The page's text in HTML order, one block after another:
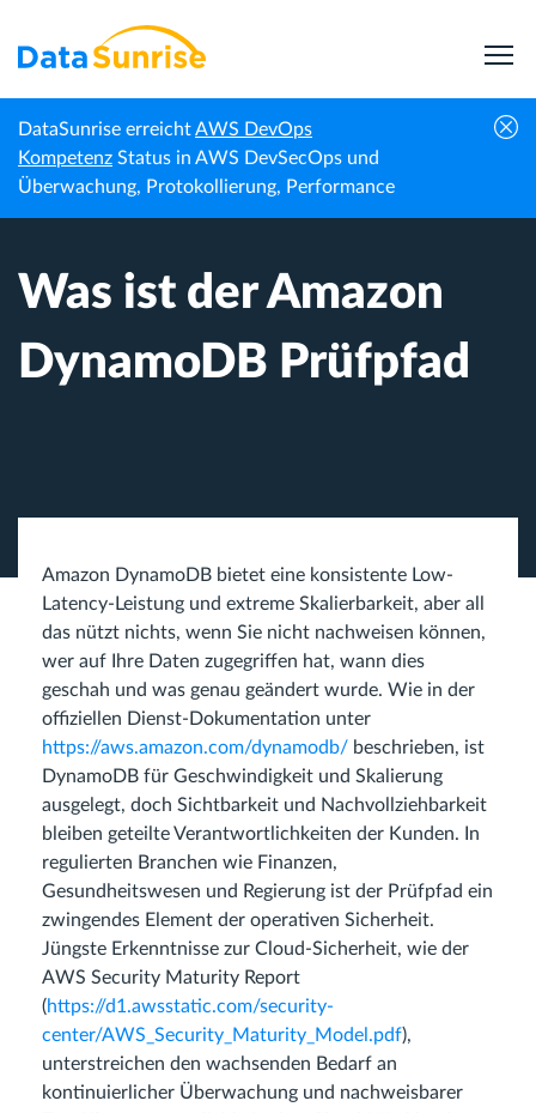
DataSunrise erreichtAWS DevOps
Kompetenz Status in AWS DevSecOps und
Überwachung, Protokollierung, Performance
Startseite Wissenszentrum Was ist der Amazon DynamoDB Prüfpfad
Was ist der Amazon
DynamoDB Prüfpfad
Amazon DynamoDB bietet eine konsistente Low-
Latency-Leistung und extreme Skalierbarkeit, aber all
das nützt nichts, wenn Sie nicht nachweisen können,
wer auf Ihre Daten zugegriffen hat, wann dies
geschah und was genau geändert wurde. Wie in der
offiziellen Dienst-Dokumentation unter
https://aws.amazon.com/dynamodb/ beschrieben, ist
DynamoDB für Geschwindigkeit und Skalierung
ausgelegt, doch Sichtbarkeit und Nachvollziehbarkeit
bleiben geteilte Verantwortlichkeiten der Kunden. In
regulierten Branchen wie Finanzen,
Gesundheitswesen und Regierung ist der Prüfpfad ein
zwingendes Element der operativen Sicherheit.
Jüngste Erkenntnisse zur Cloud-Sicherheit, wie der
AWS Security Maturity Report
(https://d1.awsstatic.com/security-
center/AWS_Security_Maturity_Model.pdf),
unterstreichen den wachsenden Bedarf an
kontinuierlicher Überwachung und nachweisbarer